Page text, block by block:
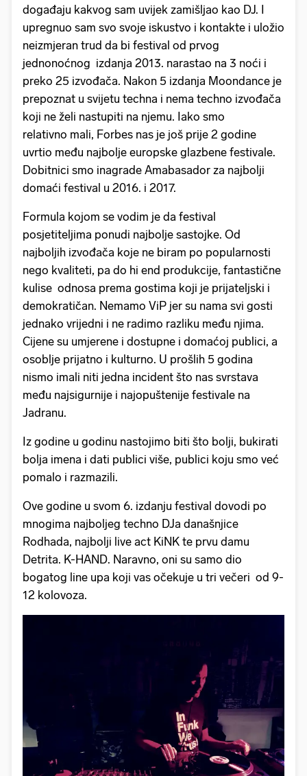
događaju kakvog sam uvijek zamišljao kao DJ. I
upregnuo sam svo svoje iskustvo i kontakte i uložio
neizmjeran trud da bi festival od prvog
jednonoćnog izdanja 2013. narastao na 3 noći i
preko 25 izvođača. Nakon 5 izdanja Moondance je
prepoznat u svijetu techna i nema techno izvođača
koji ne želi nastupiti na njemu. Iako smo
relativno mali, Forbes nas je još prije 2 godine
uvrtio među najbolje europske glazbene festivale.
Dobitnici smo inagrade Amabasador za najbolji
domaći festival u 2016. i 2017.
Formula kojom se vodim je da festival
posjetiteljima ponudi najbolje sastojke. Od
najboljih izvođača koje ne biram po popularnosti
nego kvaliteti, pa do hi end produkcije, fantastične
kulise odnosa prema gostima koji je prijateljski i
demokratičan. Nemamo ViP jer su nama svi gosti
jednako vrijedni i ne radimo razliku među njima.
Cijene su umjerene i dostupne i domaćoj publici, a
osoblje prijatno i kulturno. U prošlih 5 godina
nismo imali niti jedna incident što nas svrstava
među najsigurnije i najopuštenije festivale na
Jadranu.
Iz godine u godinu nastojimo biti što bolji, bukirati
bolja imena i dati publici više, publici koju smo već
pomalo i razmazili.
Ove godine u svom 6. izdanju festival dovodi po
mnogima najboljeg techno DJa današnjice
Rodhada, najbolji live act KiNK te prvu damu
Detrita. K-HAND. Naravno, oni su samo dio
bogatog line upa koji vas očekuje u tri večeri od 9-
12 kolovoza.